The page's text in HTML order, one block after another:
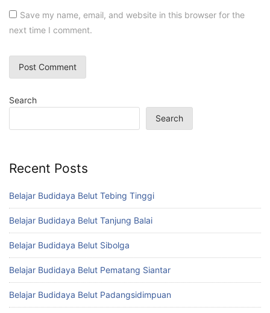
Save my name, email, and website in this browser for the
next time I comment.
Search
Search
Recent Posts
Belajar Budidaya Belut Tebing Tinggi
Belajar Budidaya Belut Tanjung Balai
Belajar Budidaya Belut Sibolga
Belajar Budidaya Belut Pematang Siantar
Belajar Budidaya Belut Padangsidimpuan